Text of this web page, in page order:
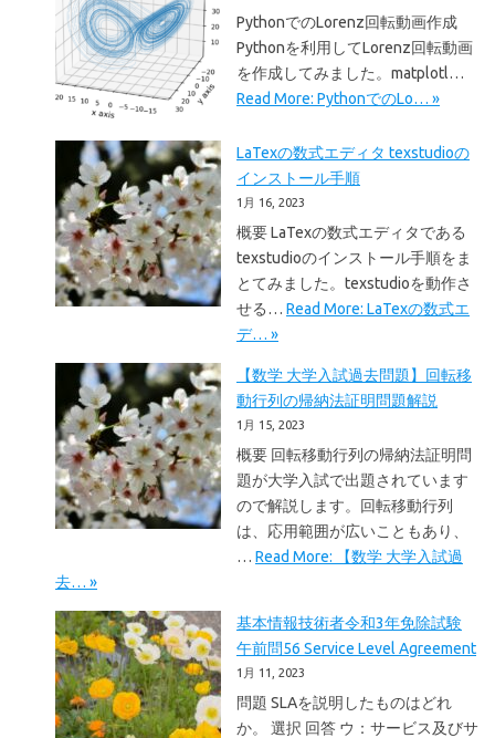
PythonでのLorenz回転動画作成
Pythonを利用してLorenz回転動画
を作成してみました。matplotl…
Read More: PythonでのLo… »
LaTexの数式エディタ texstudioの
インストール手順
1月 16, 2023
概要 LaTexの数式エディタである
texstudioのインストール手順をま
とてみました。texstudioを動作さ
せる… Read More: LaTexの数式エ
デ… »
【数学 大学入試過去問題】回転移
動行列の帰納法証明問題解説
1月 15, 2023
概要 回転移動行列の帰納法証明問
題が大学入試で出題されています
ので解説します。回転移動行列
は、応用範囲が広いこともあり、
… Read More: 【数学 大学入試過
去… »
基本情報技術者令和3年免除試験
午前問56 Service Level Agreement
1月 11, 2023
問題 SLAを説明したものはどれ
か。 選択 回答 ウ：サービス及びサ